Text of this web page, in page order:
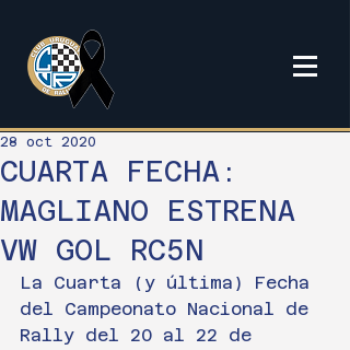
CUARTA FECHA:
MAGLIANO ESTRENA
VW GOL RC5N
28 oct 2020
La Cuarta (y última) Fecha
del Campeonato Nacional de
Rally del 20 al 22 de